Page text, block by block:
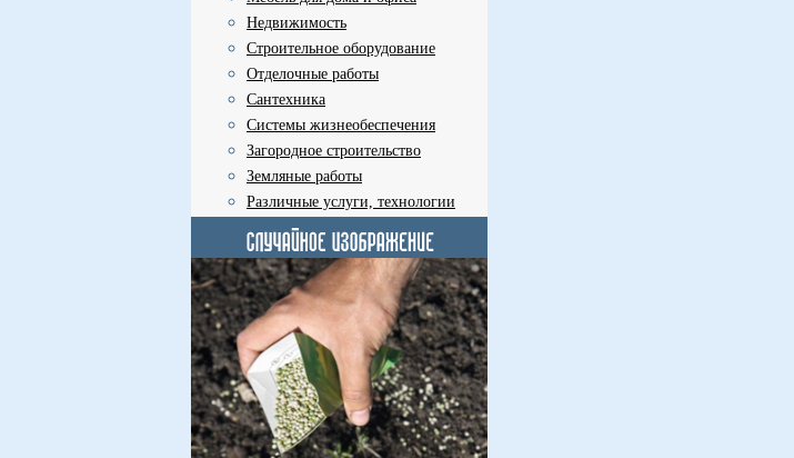
Недвижимость
Строительное оборудование
Отделочные работы
Сантехника
Системы жизнеобеспечения
Загородное строительство
Земляные работы
Различные услуги, технологии